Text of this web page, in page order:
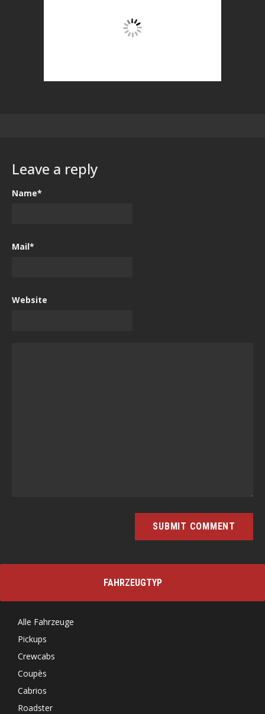
Leave a reply
Name*
Mail*
Website
Alternative:
FAHRZEUGTYP
Alle Fahrzeuge
Pickups
Crewcabs
Coupès
Cabrios
Roadster